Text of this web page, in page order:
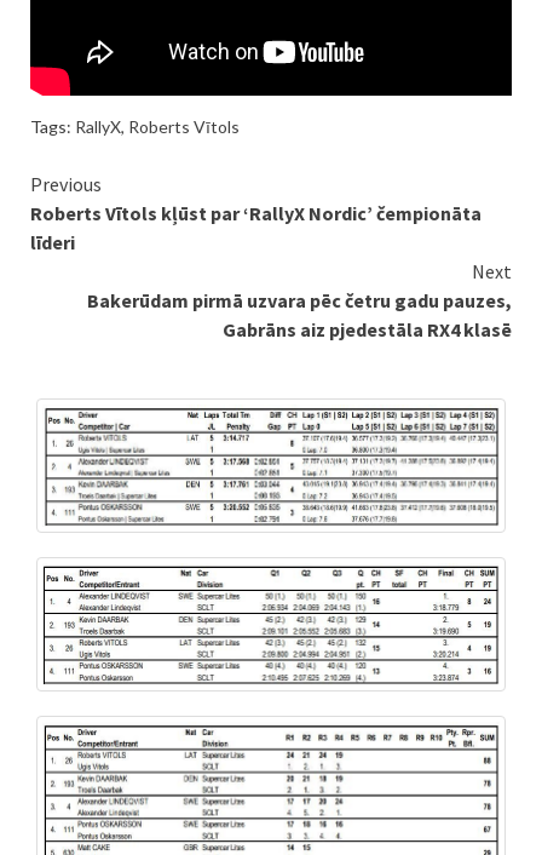
Tags: RallyX, Roberts Vītols
Continue
Reading
Previous
Roberts Vītols kļūst par ‘RallyX Nordic’ čempionāta
līderi
Next
Bakerūdam pirmā uzvara pēc četru gadu pauzes,
Gabrāns aiz pjedestāla RX4 klasē